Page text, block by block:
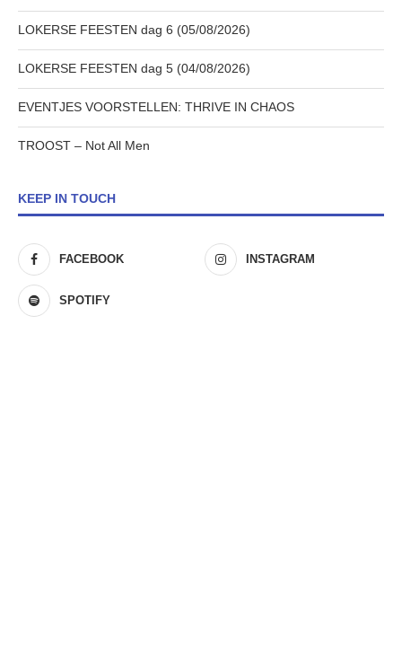
LOKERSE FEESTEN dag 6 (05/08/2026)
LOKERSE FEESTEN dag 5 (04/08/2026)
EVENTJES VOORSTELLEN: THRIVE IN CHAOS
TROOST – Not All Men
KEEP IN TOUCH
FACEBOOK INSTAGRAM
SPOTIFY